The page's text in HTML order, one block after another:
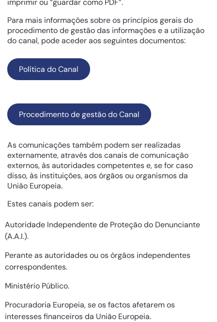
imprimir ou “guardar como PDF”.
Para mais informações sobre os princípios gerais do
procedimento de gestão das informações e a utilização
do canal, pode aceder aos seguintes documentos:
Política do Canal
Procedimento de gestão do Canal
As comunicações também podem ser realizadas
externamente, através dos canais de comunicação
externos, às autoridades competentes e, se for caso
disso, às instituições, aos órgãos ou organismos da
União Europeia.
Estes canais podem ser:
Autoridade Independente de Proteção do Denunciante
(A.A.I.).
Perante as autoridades ou os órgãos independentes
correspondentes.
Ministério Público.
Procuradoria Europeia, se os factos afetarem os
interesses financeiros da União Europeia.